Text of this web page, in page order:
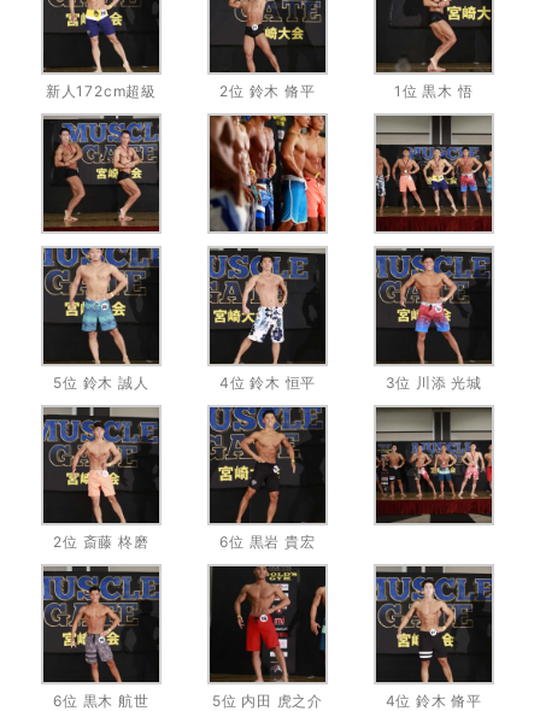
新人172cm超級 2位 鈴木 脩平 1位 黒木 悟
5位 鈴木 誠人 4位 鈴木 恒平 3位 川添 光城
2位 斎藤 柊磨 6位 黒岩 貴宏
6位 黒木 航世 5位 内田 虎之介 4位 鈴木 脩平